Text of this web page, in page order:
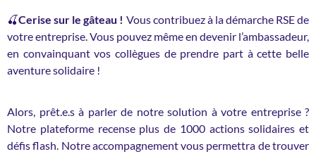
🍒Cerise sur le gâteau ! Vous contribuez à la démarche RSE de
votre entreprise. Vous pouvez même en devenir l’ambassadeur,
en convainquant vos collègues de prendre part à cette belle
aventure solidaire !
Alors, prêt.e.s à parler de notre solution à votre entreprise ?
Notre plateforme recense plus de 1000 actions solidaires et
défis flash. Notre accompagnement vous permettra de trouver